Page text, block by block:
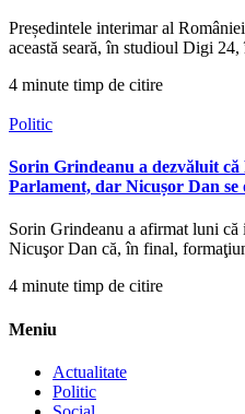
Președintele interimar al
această seară, în studioul Digi
4 minute timp de citire
Politic
Sorin Grindeanu a dezvăluit
Parlament, dar Nicușor Dan se
Sorin Grindeanu a afirmat luni că
Nicuşor Dan că, în final,
4 minute timp de citire
Meniu
Actualitate
Politic